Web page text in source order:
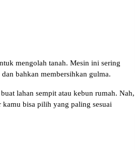
mengolah tanah. Mesin ini sering
bahkan membersihkan gulma.
lahan sempit atau kebun rumah. Nah,
bisa pilih yang paling sesuai